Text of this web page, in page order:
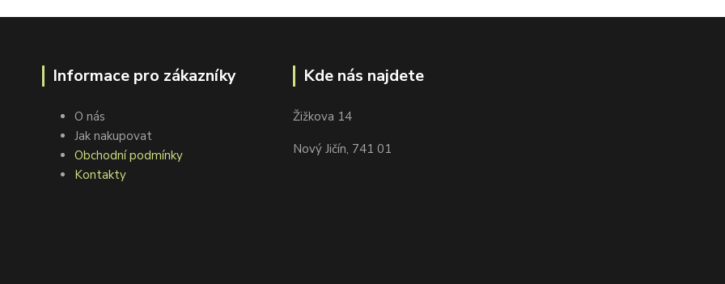
Informace pro zákazníky
O nás
Jak nakupovat
Obchodní podmínky
Kontakty
Kde nás najdete
Žižkova 14
Nový Jičín, 741 01